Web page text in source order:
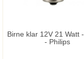
Birne klar 12V 21 Watt - BA15S
- Philips